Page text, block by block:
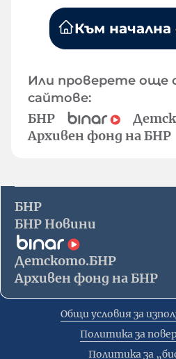
Към
Или проверете
сайтове:
БНР
Архивен фонд на БНР
БНР
БНР Новини
Детското.БНР
Архивен фонд на БНР
Общи условия за
Политика за
Политика за